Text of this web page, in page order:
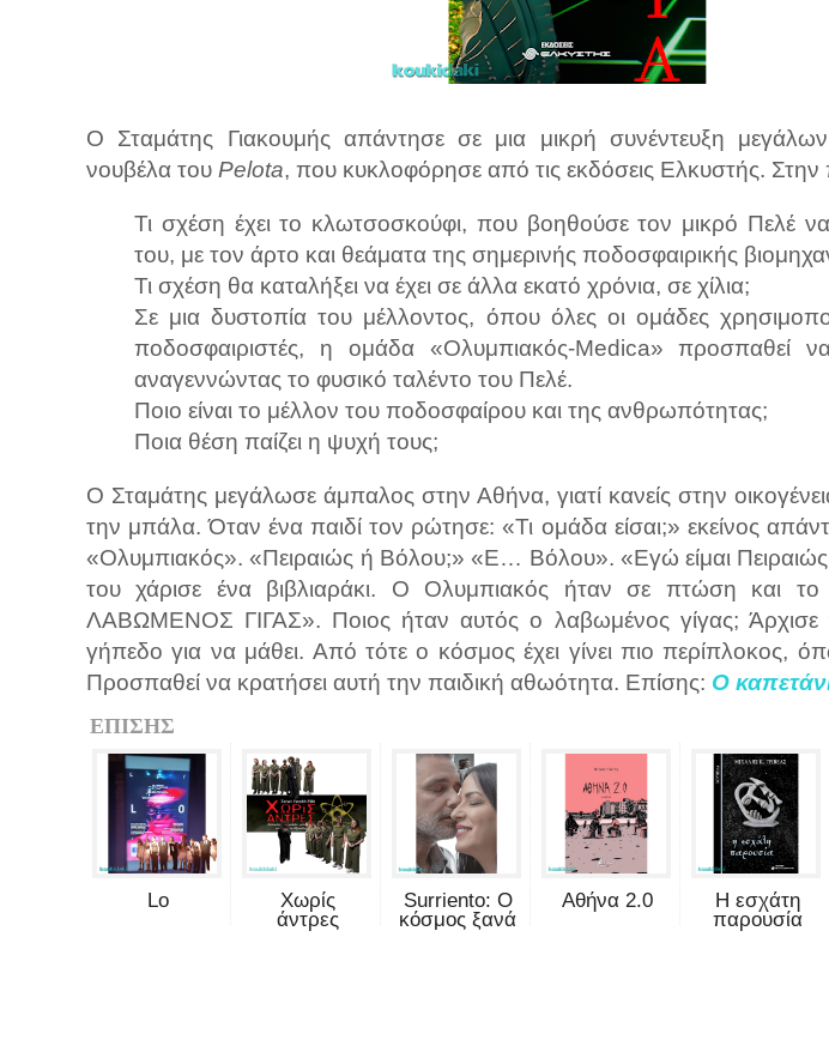
Ο Σταμάτης Γιακουμής απάντησε σε μια μικρή συνέντευξη μεγάλων
νουβέλα του Pelota, που κυκλοφόρησε από τις εκδόσεις Ελκυστής. Στην
Τι σχέση έχει το κλωτσοσκούφι, που βοηθούσε τον μικρό Πελέ να
του, με τον άρτο και θεάματα της σημερινής ποδοσφαιρικής
Τι σχέση θα καταλήξει να έχει σε άλλα εκατό χρόνια, σε χίλια;
Σε μια δυστοπία του μέλλοντος, όπου όλες οι ομάδες
ποδοσφαιριστές, η ομάδα «Ολυμπιακός-Medica» προσπαθεί να
αναγεννώντας το φυσικό ταλέντο του Πελέ.
Ποιο είναι το μέλλον του ποδοσφαίρου και της ανθρωπότητας;
Ποια θέση παίζει η ψυχή τους;
Ο Σταμάτης μεγάλωσε άμπαλος στην Αθήνα, γιατί κανείς στην
την μπάλα. Όταν ένα παιδί τον ρώτησε: «Τι ομάδα είσαι;» εκείνος
«Ολυμπιακός». «Πειραιώς ή Βόλου;» «Ε… Βόλου». «Εγώ είμαι Πειραιώς
του χάρισε ένα βιβλιαράκι. Ο Ολυμπιακός ήταν σε πτώση και
ΛΑΒΩΜΕΝΟΣ ΓΙΓΑΣ». Ποιος ήταν αυτός ο λαβωμένος γίγας; Άρχισε
γήπεδο για να μάθει. Από τότε ο κόσμος έχει γίνει πιο περίπλοκος,
Προσπαθεί να κρατήσει αυτή την παιδική αθωότητα. Επίσης: Ο
ΕΠΙΣΗΣ
Lo
Χωρίς
άντρες
Surriento: Ο
κόσμος ξανά
Αθήνα 2.0
Η εσχάτη
παρουσία